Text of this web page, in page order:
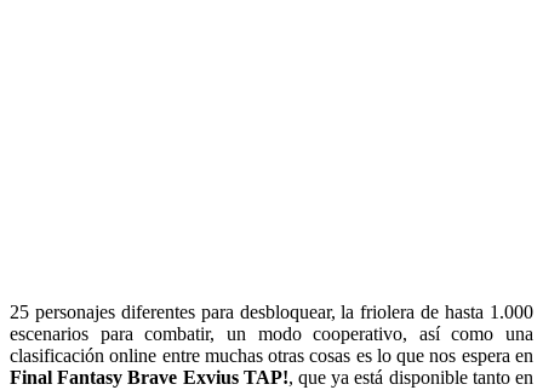
25 personajes diferentes para desbloquear, la friolera de hasta 1.000
escenarios para combatir, un modo cooperativo, así como una
clasificación online entre muchas otras cosas es lo que nos espera en
Final Fantasy Brave Exvius TAP!, que ya está disponible tanto en